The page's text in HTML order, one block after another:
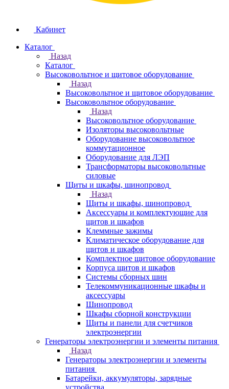
Кабинет
Каталог
Назад
Каталог
Высоковольтное и щитовое оборудование
Назад
Высоковольтное и щитовое оборудование
Высоковольтное оборудование
Назад
Высоковольтное оборудование
Изоляторы высоковольтные
Оборудование высоковольтное
коммутационное
Оборудование для ЛЭП
Трансформаторы высоковольтные
силовые
Щиты и шкафы, шинопровод
Назад
Щиты и шкафы, шинопровод
Аксессуары и комплектующие для
щитов и шкафов
Клеммные зажимы
Климатическое оборудование для
щитов и шкафов
Комплектное щитовое оборудование
Корпуса щитов и шкафов
Системы сборных шин
Телекоммуникационные шкафы и
аксессуары
Шинопровод
Шкафы сборной конструкции
Щиты и панели для счетчиков
электроэнергии
Генераторы электроэнергии и элементы питания
Назад
Генераторы электроэнергии и элементы
питания
Батарейки, аккумуляторы, зарядные
устройства